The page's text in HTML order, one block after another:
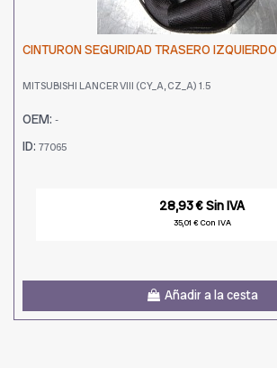
CINTURON SEGURIDAD TRASERO IZQUIERDO
MITSUBISHI LANCER VIII (CY_A, CZ_A) 1.5
OEM: -
ID: 77065
28,93 € Sin IVA
35,01 € Con IVA
Añadir a la cesta